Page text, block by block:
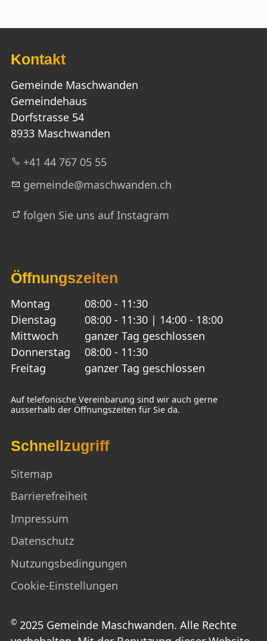
Kontakt
Gemeinde Maschwanden
Gemeindehaus
Dorfstrasse 54
8933 Maschwanden
+41 44 767 05 55
g m nd m schw nd n ch
folgen Sie uns auf Instagram
Öffnungszeiten
Montag
08:00 - 11:30
Dienstag
08:00 - 11:30 | 14:00 - 18:00
Mittwoch
ganzer Tag geschlossen
Donnerstag
08:00 - 11:30
Freitag
ganzer Tag geschlossen
Auf telefonische Vereinbarung sind wir auch gerne
ausserhalb der Öffnungszeiten für Sie da.
Schnellzugriff
Sitemap
Barrierefreiheit
Impressum
Datenschutz
Nutzungsbedingungen
Cookie-Einstellungen
© 2025 Gemeinde Maschwanden. Alle Rechte